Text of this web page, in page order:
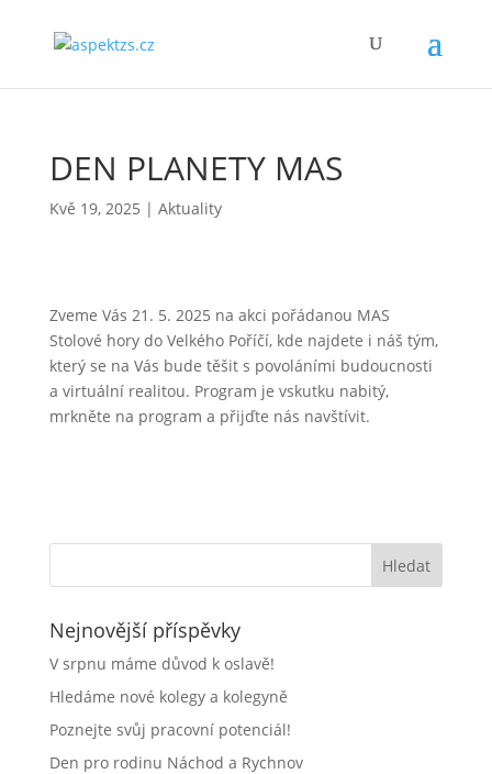
DEN PLANETY MAS
Kvě 19, 2025 | Aktuality
Zveme Vás 21. 5. 2025 na akci pořádanou MAS
Stolové hory do Velkého Poříčí, kde najdete i náš tým,
který se na Vás bude těšit s povoláními budoucnosti
a virtuální realitou. Program je vskutku nabitý,
mrkněte na program a přijďte nás navštívit.
Nejnovější příspěvky
V srpnu máme důvod k oslavě!
Hledáme nové kolegy a kolegyně
Poznejte svůj pracovní potenciál!
Den pro rodinu Náchod a Rychnov